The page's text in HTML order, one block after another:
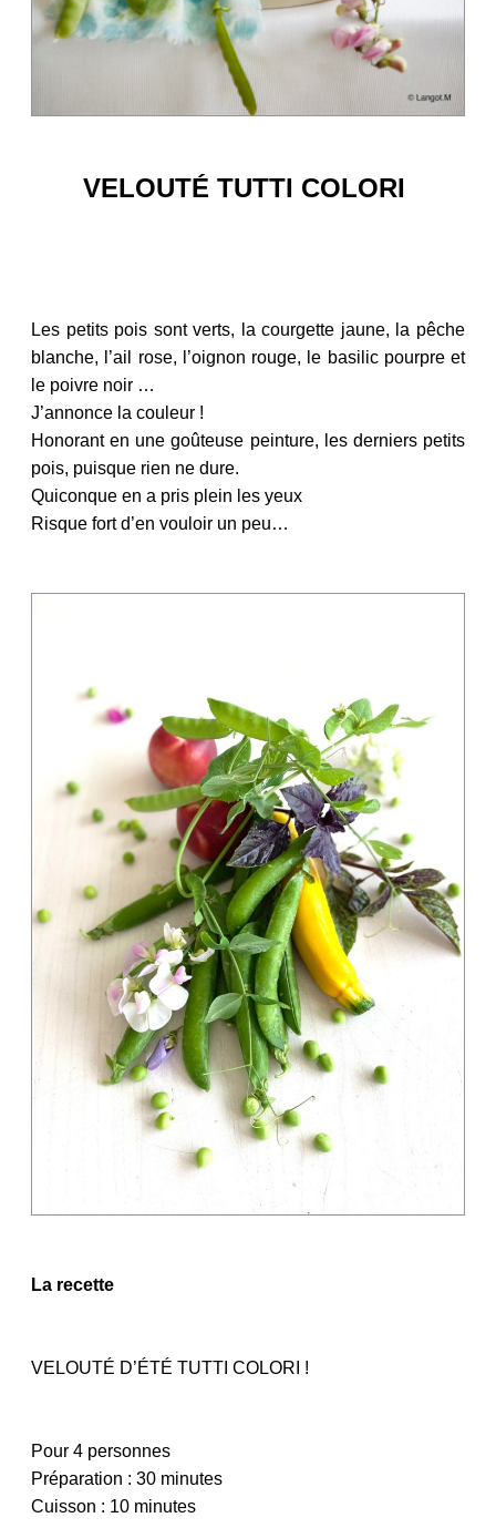
VELOUTÉ TUTTI COLORI
Les petits pois sont verts, la courgette jaune, la pêche
blanche, l’ail rose, l’oignon rouge, le basilic pourpre et
le poivre noir …
J’annonce la couleur !
Honorant en une goûteuse peinture, les derniers petits
pois, puisque rien ne dure.
Quiconque en a pris plein les yeux
Risque fort d’en vouloir un peu…
La recette
VELOUTÉ D’ÉTÉ TUTTI COLORI !
Pour 4 personnes
Préparation : 30 minutes
Cuisson : 10 minutes